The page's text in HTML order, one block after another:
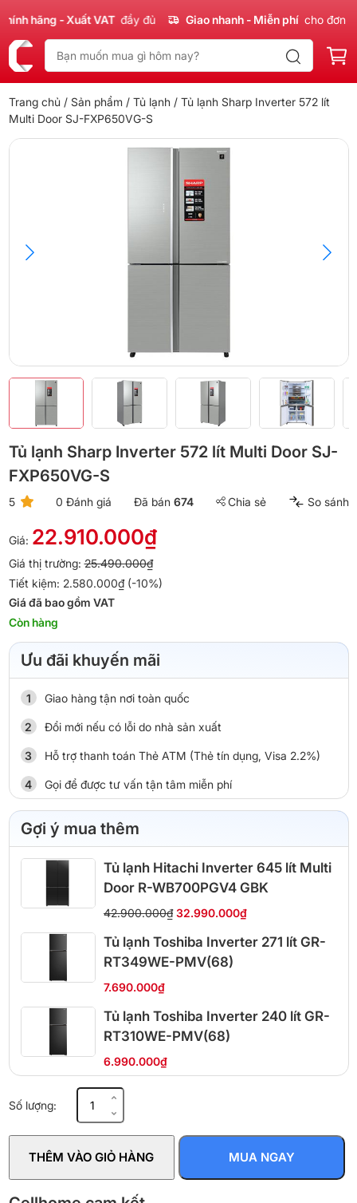
hãng - Xuất VAT đầy đủ Giao nhanh - Miễn phí cho đơn
Trang chủ / Sản phẩm / Tủ lạnh / Tủ lạnh Sharp Inverter 572 lít
Multi Door SJ-FXP650VG-S
Tủ lạnh Sharp Inverter 572 lít Multi Door SJ-
FXP650VG-S
5 0 Đánh giá Đã bán 674 Chia sẻ So sánh
Giá: 22.910.000₫
Giá thị trường:25.490.000₫
Tiết kiệm: 2.580.000₫ (-10%)
Giá đã bao gồm VAT
Còn hàng
Ưu đãi khuyến mãi
Giao hàng tận nơi toàn quốc
Đổi mới nếu có lỗi do nhà sản xuất
Hỗ trợ thanh toán Thẻ ATM (Thẻ tín dụng, Visa 2.2%)
Gọi để được tư vấn tận tâm miễn phí
Gợi ý mua thêm
Tủ lạnh Hitachi Inverter 645 lít Multi
Door R-WB700PGV4 GBK
42.900.000₫ 32.990.000₫
Tủ lạnh Toshiba Inverter 271 lít GR-
RT349WE-PMV(68)
7.690.000₫
Tủ lạnh Toshiba Inverter 240 lít GR-
RT310WE-PMV(68)
6.990.000₫
Số lượng:lạnh
572
lít
THÊM VÀO GIỎ HÀNG MUA NGAY